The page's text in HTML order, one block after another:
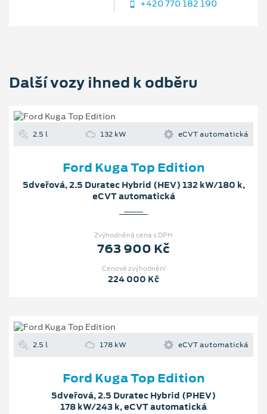
+420 770 182 190
Další vozy ihned k odběru
2.5 l 132 kW eCVT automatická
Ford Kuga Top Edition
5dveřová, 2.5 Duratec Hybrid (HEV) 132 kW/180 k,
eCVT automatická
Zvýhodněná cena s DPH
763 900 Kč
Cenové zvýhodnění
224 000 Kč
2.5 l 178 kW eCVT automatická
Ford Kuga Top Edition
5dveřová, 2.5 Duratec Hybrid (PHEV)
178 kW/243 k, eCVT automatická